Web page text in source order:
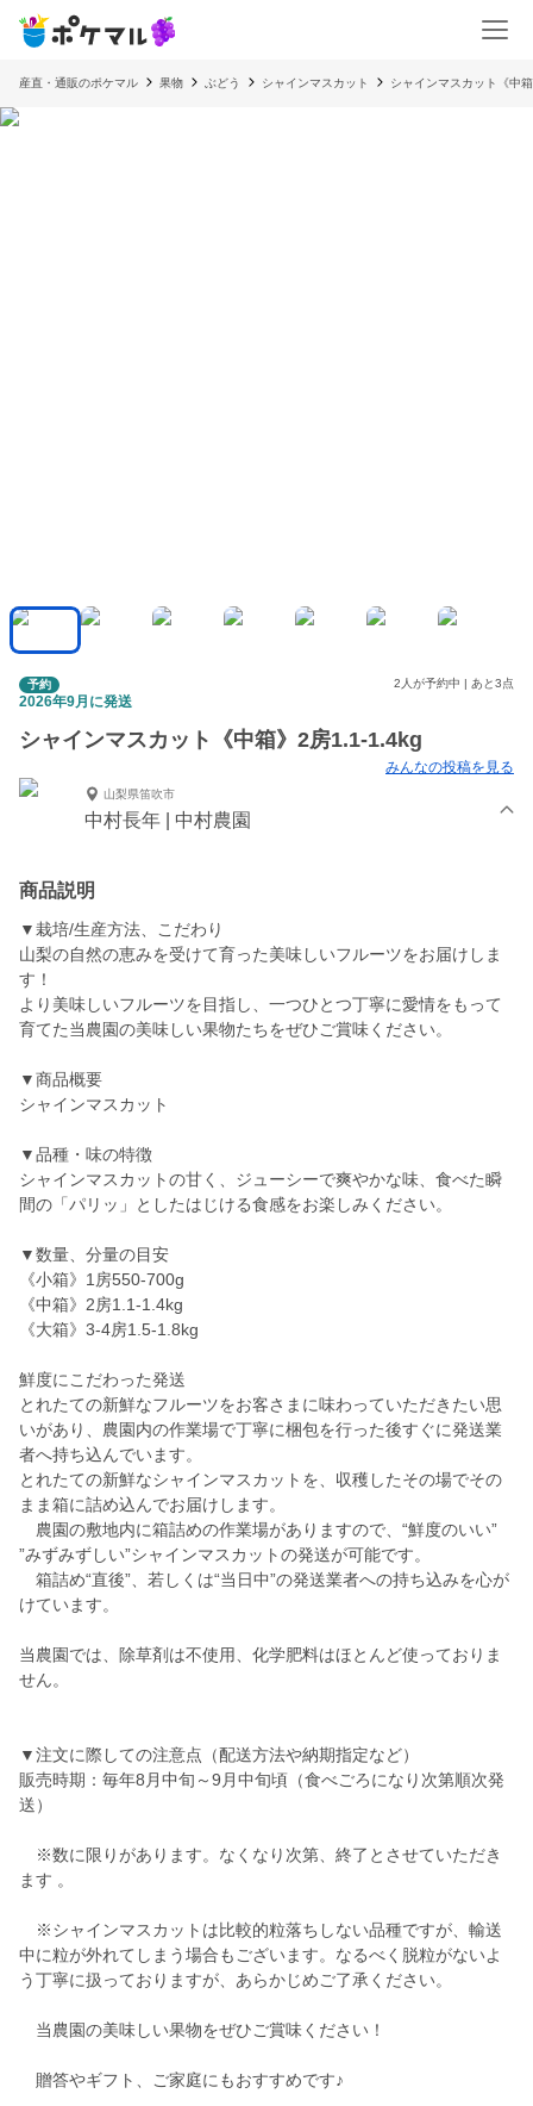
産直・通販のポケマル 果物 ぶどう シャインマスカット シャインマスカット《中
予約 2人が予約中 | あと3点
2026年9月に発送
シャインマスカット《中箱》2房1.1-1.4kg
みんなの投稿を見る
山梨県笛吹市
中村長年 | 中村農園
商品説明
▼栽培/生産方法、こだわり
山梨の自然の恵みを受けて育った美味しいフルーツをお届けしま
す！
より美味しいフルーツを目指し、一つひとつ丁寧に愛情をもって
育てた当農園の美味しい果物たちをぜひご賞味ください。
▼商品概要
シャインマスカット
▼品種・味の特徴
シャインマスカットの甘く、ジューシーで爽やかな味、食べた瞬
間の「パリッ」としたはじける食感をお楽しみください。
▼数量、分量の目安
《小箱》1房550-700g
《中箱》2房1.1-1.4kg
《大箱》3-4房1.5-1.8kg
鮮度にこだわった発送
とれたての新鮮なフルーツをお客さまに味わっていただきたい思
いがあり、農園内の作業場で丁寧に梱包を行った後すぐに発送業
者へ持ち込んでいます。
とれたての新鮮なシャインマスカットを、収穫したその場でその
まま箱に詰め込んでお届けします。
農園の敷地内に箱詰めの作業場がありますので、“鮮度のいい”
”みずみずしい”シャインマスカットの発送が可能です。
箱詰め“直後”、若しくは“当日中”の発送業者への持ち込みを心が
けています。
当農園では、除草剤は不使用、化学肥料はほとんど使っておりま
せん。
▼注文に際しての注意点（配送方法や納期指定など）
販売時期：毎年8月中旬～9月中旬頃（食べごろになり次第順次発
送）
※数に限りがあります。なくなり次第、終了とさせていただき
ます 。
※シャインマスカットは比較的粒落ちしない品種ですが、輸送
中に粒が外れてしまう場合もございます。なるべく脱粒がないよ
う丁寧に扱っておりますが、あらかじめご了承ください。
当農園の美味しい果物をぜひご賞味ください！
贈答やギフト、ご家庭にもおすすめです♪